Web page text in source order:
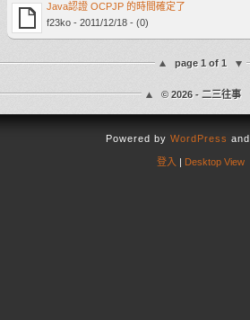
Java認證 OCPJP 的時間確定了
f23ko - 2011/12/18 - (0)
page 1 of 1
© 2026 - 二三往事
Powered by WordPress and
登入 | Desktop View